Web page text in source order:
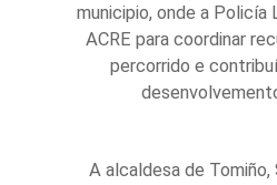
municipio, onde a Policía
ACRE para coordinar
percorrido e
A alcaldesa de Tomiño,